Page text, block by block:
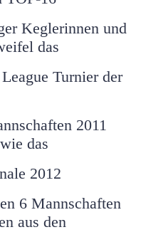
Keglerinnen und
das
Turnier der
2011
das
2012
6 Mannschaften
aus den